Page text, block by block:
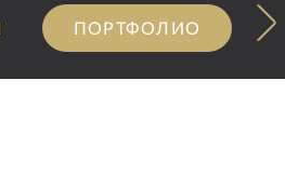
ПОРТФОЛИО